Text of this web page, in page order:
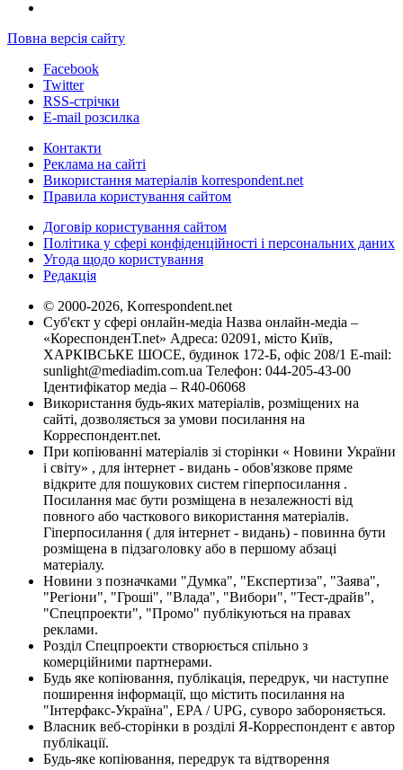
Повна версія сайту
Facebook
Twitter
RSS-стрічки
E-mail розсилка
Контакти
Реклама на сайті
Використання матеріалів korrespondent.net
Правила користування сайтом
Договір користування сайтом
Політика у сфері конфіденційності і персональних даних
Угода щодо користування
Редакція
© 2000-2026, Korrespondent.net
Суб'єкт у сфері онлайн-медіа Назва онлайн-медіа –
«КореспонденТ.net» Адреса: 02091, місто Київ,
ХАРКІВСЬКЕ ШОСЕ, будинок 172-Б, офіс 208/1 E-mail:
sunlight@mediadim.com.ua Телефон: 044-205-43-00
Ідентифікатор медіа – R40-06068
Використання будь-яких матеріалів, розміщених на
сайті, дозволяється за умови посилання на
Корреспондент.net.
При копіюванні матеріалів зі сторінки « Новини України
і світу» , для інтернет - видань - обов'язкове пряме
відкрите для пошукових систем гіперпосилання .
Посилання має бути розміщена в незалежності від
повного або часткового використання матеріалів.
Гіперпосилання ( для інтернет - видань) - повинна бути
розміщена в підзаголовку або в першому абзаці
матеріалу.
Новини з позначками "Думка", "Експертиза", "Заява",
"Регіони", "Гроші", "Влада", "Вибори", "Тест-драйв",
"Спецпроекти", "Промо" публікуються на правах
реклами.
Розділ Спецпроекти створюється спільно з
комерційними партнерами.
Будь яке копіювання, публікація, передрук, чи наступне
поширення інформації, що містить посилання на
"Інтерфакс-Україна", EPA / UPG, суворо забороняється.
Власник веб-сторінки в розділі Я-Корреспондент є автор
публікації.
Будь-яке копіювання, передрук та відтворення